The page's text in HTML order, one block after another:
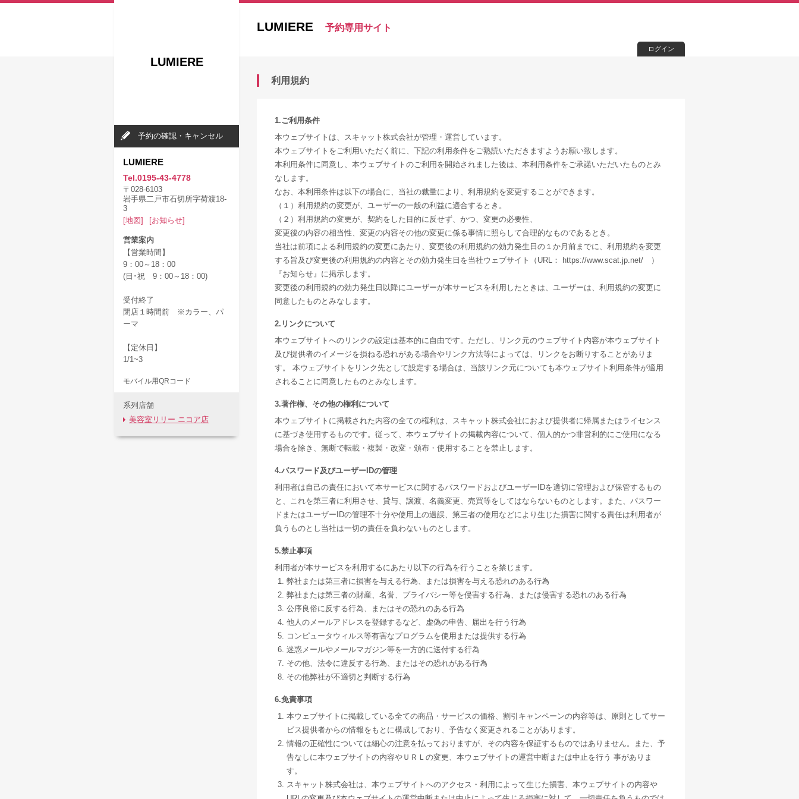
LUMIERE 予約専用サイト
ログイン
利用規約
1.ご利用条件
本ウェブサイトは、スキャット株式会社が管理・運営しています。
本ウェブサイトをご利用いただく前に、下記の利用条件をご熟読いただきますようお願い致します。
本利用条件に同意し、本ウェブサイトのご利用を開始されました後は、本利用条件をご承諾いただいたものとみ
なします。
なお、本利用条件は以下の場合に、当社の裁量により、利用規約を変更することができます。
（１）利用規約の変更が、ユーザーの一般の利益に適合するとき。
（２）利用規約の変更が、契約をした目的に反せず、かつ、変更の必要性、
変更後の内容の相当性、変更の内容その他の変更に係る事情に照らして合理的なものであるとき。
当社は前項による利用規約の変更にあたり、変更後の利用規約の効力発生日の１か月前までに、利用規約を変更
する旨及び変更後の利用規約の内容とその効力発生日を当社ウェブサイト（URL： https://www.scat.jp.net/ ）
『お知らせ』に掲示します。
変更後の利用規約の効力発生日以降にユーザーが本サービスを利用したときは、ユーザーは、利用規約の変更に
同意したものとみなします。
2.リンクについて
本ウェブサイトへのリンクの設定は基本的に自由です。ただし、リンク元のウェブサイト内容が本ウェブサイト
及び提供者のイメージを損ねる恐れがある場合やリンク方法等によっては、リンクをお断りすることがありま
す。 本ウェブサイトをリンク先として設定する場合は、当該リンク元についても本ウェブサイト利用条件が適用
されることに同意したものとみなします。
3.著作権、その他の権利について
本ウェブサイトに掲載された内容の全ての権利は、スキャット株式会社におよび提供者に帰属またはライセンス
に基づき使用するものです。従って、本ウェブサイトの掲載内容について、個人的かつ非営利的にご使用になる
場合を除き、無断で転載・複製・改変・頒布・使用することを禁止します。
4.パスワード及びユーザーIDの管理
利用者は自己の責任において本サービスに関するパスワードおよびユーザーIDを適切に管理および保管するもの
と、これを第三者に利用させ、貸与、譲渡、名義変更、売買等をしてはならないものとします。また、パスワー
ドまたはユーザーIDの管理不十分や使用上の過誤、第三者の使用などにより生じた損害に関する責任は利用者が
負うものとし当社は一切の責任を負わないものとします。
5.禁止事項
利用者が本サービスを利用するにあたり以下の行為を行うことを禁じます。
弊社または第三者に損害を与える行為、または損害を与える恐れのある行為
弊社または第三者の財産、名誉、プライバシー等を侵害する行為、または侵害する恐れのある行為
公序良俗に反する行為、またはその恐れのある行為
他人のメールアドレスを登録するなど、虚偽の申告、届出を行う行為
コンピュータウィルス等有害なプログラムを使用または提供する行為
迷惑メールやメールマガジン等を一方的に送付する行為
その他、法令に違反する行為、またはその恐れがある行為
その他弊社が不適切と判断する行為
6.免責事項
本ウェブサイトに掲載している全ての商品・サービスの価格、割引キャンペーンの内容等は、原則としてサー
ビス提供者からの情報をもとに構成しており、予告なく変更されることがあります。
情報の正確性については細心の注意を払っておりますが、その内容を保証するものではありません。また、予
告なしに本ウェブサイトの内容やＵＲＬの変更、本ウェブサイトの運営中断または中止を行う 事がありま
す。
スキャット株式会社は、本ウェブサイトへのアクセス・利用によって生じた損害、本ウェブサイトの内容や
LUMIERE
予約の確認・キャンセル
LUMIERE
Tel.0195-43-4778
〒028-6103
岩手県二戸市石切所字荷渡18-
3
[地図]
[お知らせ]
営業案内
【営業時間】
9：00～18：00
(日･祝 9：00～18：00)
受付終了
閉店１時間前 ※カラー、パ
ーマ
【定休日】
1/1~3
モバイル用QRコード
系列店舗
美容室リリー ニコア店